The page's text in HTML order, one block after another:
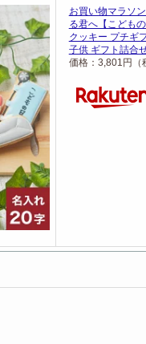
お買い物マラソ
る君へ【こども
クッキー プチギ
子供 ギフト詰合
価格：3,801円（